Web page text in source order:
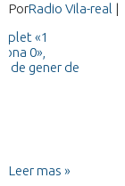
PorRadio Vila-real |
Leer mas »